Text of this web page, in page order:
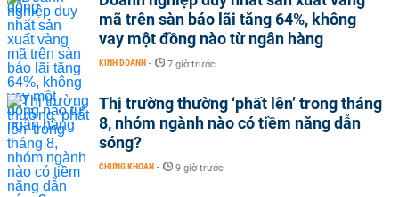
mã trên sàn báo lãi tăng 64%, không
vay một đồng nào từ ngân hàng
KINH DOANH - 7 giờ trước
Thị trường thường ‘phất lên’ trong tháng
8, nhóm ngành nào có tiềm năng dẫn
sóng?
CHỨNG KHOÁN - 9 giờ trước